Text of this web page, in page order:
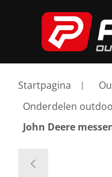
Startpagina
Onderdelen
John Deere